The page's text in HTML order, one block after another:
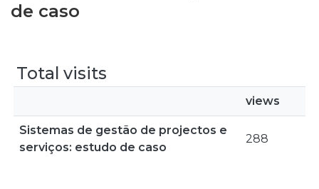
Entities
de caso
Total visits
views
Sistemas de gestão de projectos e
serviços: estudo de caso
288